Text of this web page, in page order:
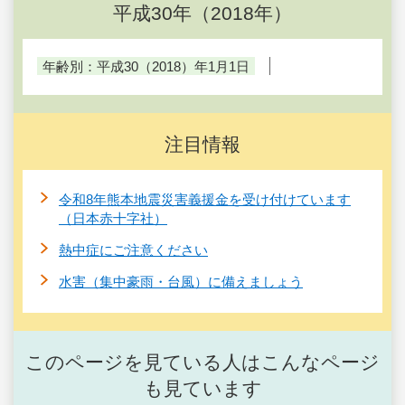
平成30年（2018年）
年齢別：平成30（2018）年1月1日
注目情報
令和8年熊本地震災害義援金を受け付けています
（日本赤十字社）
熱中症にご注意ください
水害（集中豪雨・台風）に備えましょう
このページを見ている人はこんなページ
も見ています